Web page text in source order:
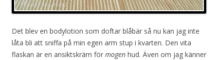
Det blev en bodylotion som doftar blåbär så nu kan jag inte
låta bli att sniffa på min egen arm stup i kvarten. Den vita
flaskan är en ansiktskräm för mogen hud. Även om jag känner